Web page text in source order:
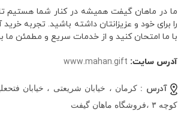
ما در ماهان گیفت همیشه در کنار شما هستیم
را برای خود و عزیزانتان داشته باشید. تجربه
با ما امتحان کنید و از خدمات سریع و مطمئن ما
آدرس سایت: www.mahan.gift
آدرس :کرمان ، خیابان شریعتی ، خیابان
کوچه ۳ ،فروشگاه ماهان گیفت